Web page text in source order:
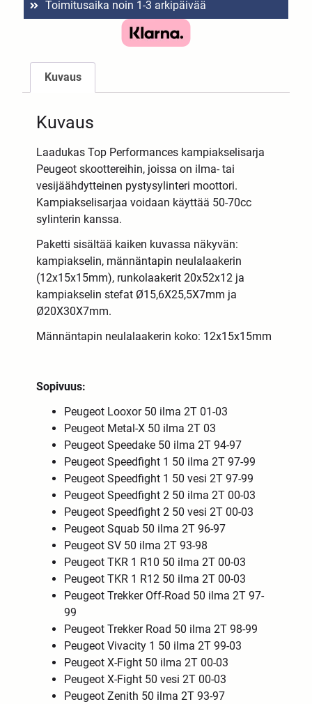
Toimitusaika noin 1-3 arkipäivää
Kuvaus
Kuvaus
Laadukas Top Performances kampiakselisarja
Peugeot skoottereihin, joissa on ilma- tai
vesijäähdytteinen pystysylinteri moottori.
Kampiakselisarjaa voidaan käyttää 50-70cc
sylinterin kanssa.
Paketti sisältää kaiken kuvassa näkyvän:
kampiakselin, männäntapin neulalaakerin
(12x15x15mm), runkolaakerit 20x52x12 ja
kampiakselin stefat Ø15,6X25,5X7mm ja
Ø20X30X7mm.
Männäntapin neulalaakerin koko: 12x15x15mm
Sopivuus:
Peugeot Looxor 50 ilma 2T 01-03
Peugeot Metal-X 50 ilma 2T 03
Peugeot Speedake 50 ilma 2T 94-97
Peugeot Speedfight 1 50 ilma 2T 97-99
Peugeot Speedfight 1 50 vesi 2T 97-99
Peugeot Speedfight 2 50 ilma 2T 00-03
Peugeot Speedfight 2 50 vesi 2T 00-03
Peugeot Squab 50 ilma 2T 96-97
Peugeot SV 50 ilma 2T 93-98
Peugeot TKR 1 R10 50 ilma 2T 00-03
Peugeot TKR 1 R12 50 ilma 2T 00-03
Peugeot Trekker Off-Road 50 ilma 2T 97-
99
Peugeot Trekker Road 50 ilma 2T 98-99
Peugeot Vivacity 1 50 ilma 2T 99-03
Peugeot X-Fight 50 ilma 2T 00-03
Peugeot X-Fight 50 vesi 2T 00-03
Peugeot Zenith 50 ilma 2T 93-97